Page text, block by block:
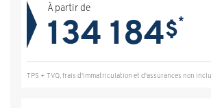
À partir de
134 184$*
TPS + TVQ, frais d'immatriculation et d'assurances non